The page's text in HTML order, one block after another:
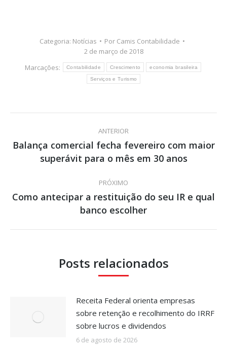
Categoria: Notícias Por Camis Contabilidade
2 de março de 2018
Marcações:
Contabilidade Crescimento economia brasileira
Serviços e Turismo
Navegação
de
post:
ANTERIOR
Post
anterior:
Balança comercial fecha fevereiro com maior
superávit para o mês em 30 anos
PRÓXIMO
Próximo
post:
Como antecipar a restituição do seu IR e qual
banco escolher
Posts relacionados
Receita Federal orienta empresas
sobre retenção e recolhimento do IRRF
sobre lucros e dividendos
6 de agosto de 2026